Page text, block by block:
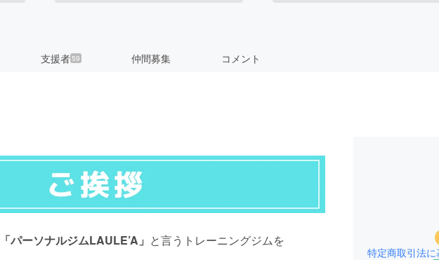
支援者59 仲間募集 コメント
「パーソナルジムLAULE’A」 と言うトレーニングジムを
特定商取引法